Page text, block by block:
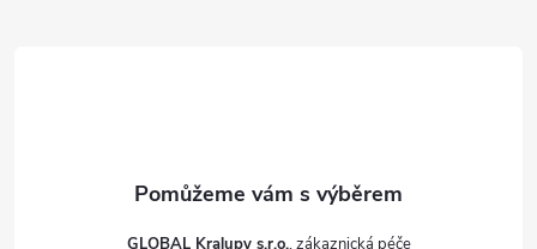
GLOBAL Kralupy s.r.o.